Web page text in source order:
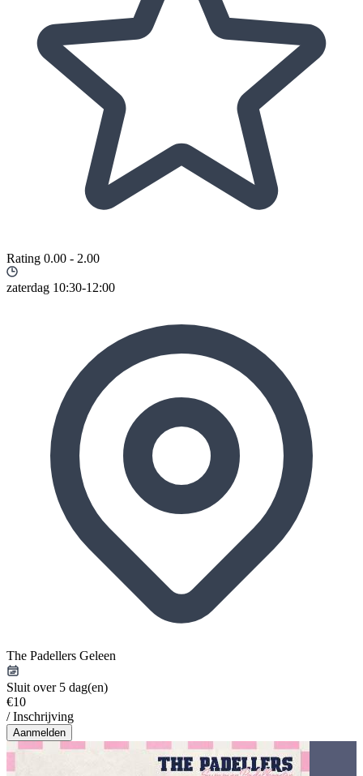
Rating 0.00 - 2.00
zaterdag 10:30-12:00
The Padellers Geleen
Sluit over 5 dag(en)
€10
/ Inschrijving
Aanmelden